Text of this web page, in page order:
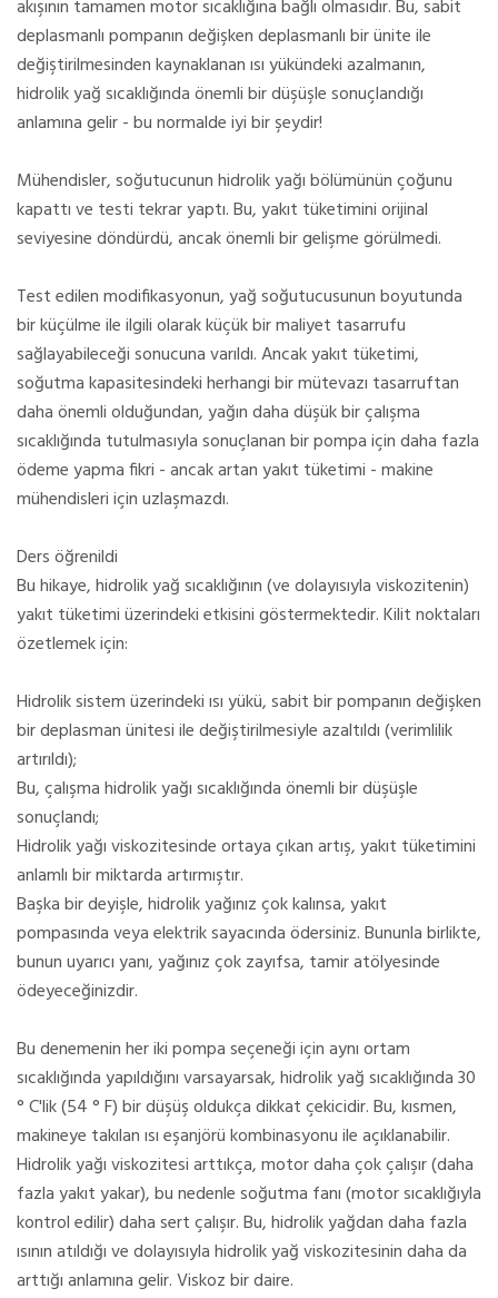
akışının tamamen motor sıcaklığına bağlı olmasıdır. Bu, sabit
deplasmanlı pompanın değişken deplasmanlı bir ünite ile
değiştirilmesinden kaynaklanan ısı yükündeki azalmanın,
hidrolik yağ sıcaklığında önemli bir düşüşle sonuçlandığı
anlamına gelir - bu normalde iyi bir şeydir!
Mühendisler, soğutucunun hidrolik yağı bölümünün çoğunu
kapattı ve testi tekrar yaptı. Bu, yakıt tüketimini orijinal
seviyesine döndürdü, ancak önemli bir gelişme görülmedi.
Test edilen modifikasyonun, yağ soğutucusunun boyutunda
bir küçülme ile ilgili olarak küçük bir maliyet tasarrufu
sağlayabileceği sonucuna varıldı. Ancak yakıt tüketimi,
soğutma kapasitesindeki herhangi bir mütevazı tasarruftan
daha önemli olduğundan, yağın daha düşük bir çalışma
sıcaklığında tutulmasıyla sonuçlanan bir pompa için daha fazla
ödeme yapma fikri - ancak artan yakıt tüketimi - makine
mühendisleri için uzlaşmazdı.
Ders öğrenildi
Bu hikaye, hidrolik yağ sıcaklığının (ve dolayısıyla viskozitenin)
yakıt tüketimi üzerindeki etkisini göstermektedir. Kilit noktaları
özetlemek için:
Hidrolik sistem üzerindeki ısı yükü, sabit bir pompanın değişken
bir deplasman ünitesi ile değiştirilmesiyle azaltıldı (verimlilik
artırıldı);
Bu, çalışma hidrolik yağı sıcaklığında önemli bir düşüşle
sonuçlandı;
Hidrolik yağı viskozitesinde ortaya çıkan artış, yakıt tüketimini
anlamlı bir miktarda artırmıştır.
Başka bir deyişle, hidrolik yağınız çok kalınsa, yakıt
pompasında veya elektrik sayacında ödersiniz. Bununla birlikte,
bunun uyarıcı yanı, yağınız çok zayıfsa, tamir atölyesinde
ödeyeceğinizdir.
Bu denemenin her iki pompa seçeneği için aynı ortam
sıcaklığında yapıldığını varsayarsak, hidrolik yağ sıcaklığında 30
° C'lik (54 ° F) bir düşüş oldukça dikkat çekicidir. Bu, kısmen,
makineye takılan ısı eşanjörü kombinasyonu ile açıklanabilir.
Hidrolik yağı viskozitesi arttıkça, motor daha çok çalışır (daha
fazla yakıt yakar), bu nedenle soğutma fanı (motor sıcaklığıyla
kontrol edilir) daha sert çalışır. Bu, hidrolik yağdan daha fazla
ısının atıldığı ve dolayısıyla hidrolik yağ viskozitesinin daha da
arttığı anlamına gelir. Viskoz bir daire.